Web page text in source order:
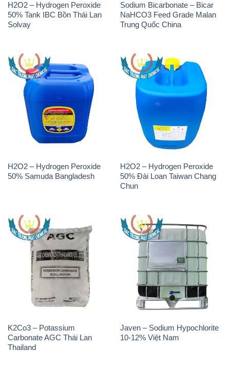
H2O2 – Hydrogen Peroxide
50% Tank IBC Bồn Thái Lan
Solvay
Sodium Bicarbonate – Bicar
NaHCO3 Feed Grade Malan
Trung Quốc China
H2O2 – Hydrogen Peroxide
50% Samuda Bangladesh
H2O2 – Hydrogen Peroxide
50% Đài Loan Taiwan Chang
Chun
K2Co3 – Potassium
Carbonate AGC Thái Lan
Thailand
Javen – Sodium Hypochlorite
10-12% Việt Nam